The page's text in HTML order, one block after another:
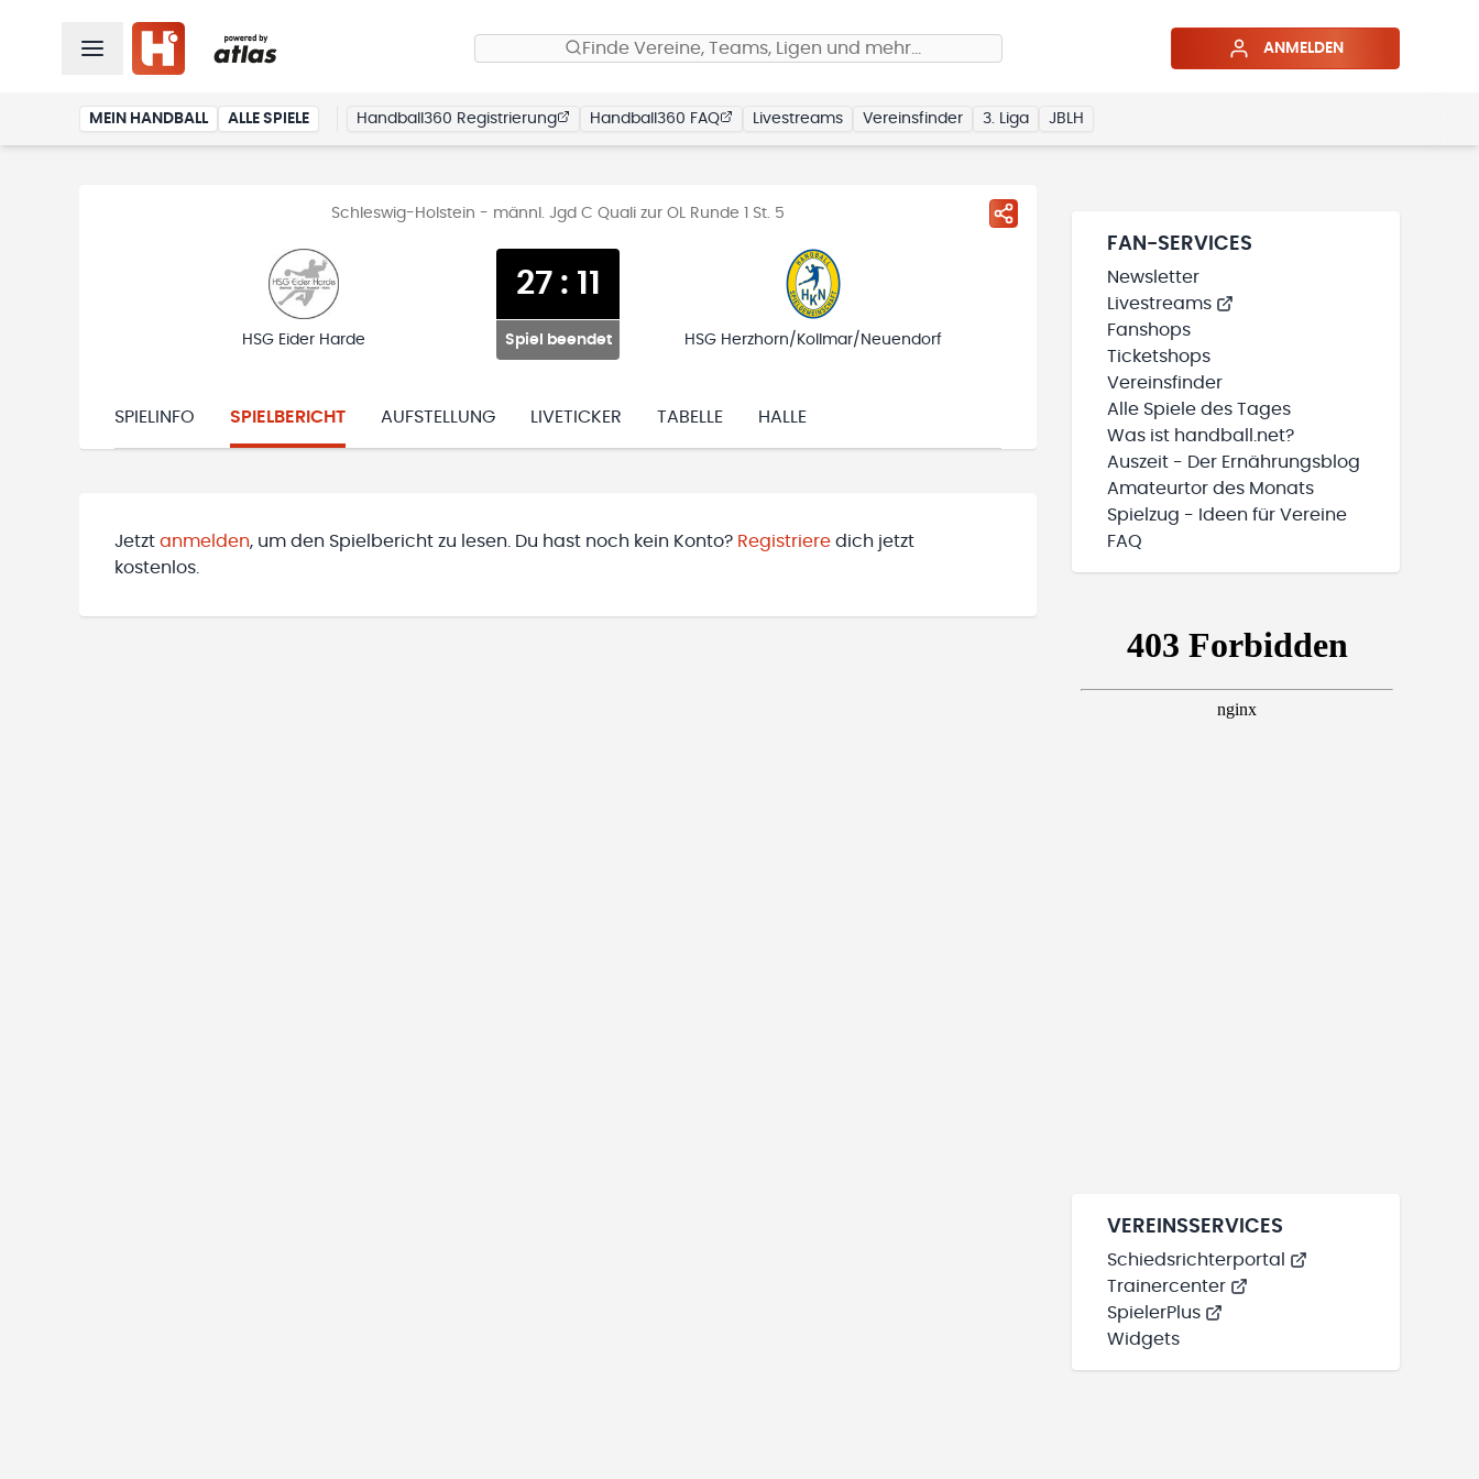
Finde Vereine, Teams, Ligen und mehr… ANMELDEN
MEIN HANDBALL ALLE SPIELE Handball360 Registrierung Handball360 FAQ Livestreams Vereinsfinder 3. Liga JBLH
Schleswig-Holstein - männl. Jgd C Quali zur OL Runde 1 St. 5
HSG Eider Harde
27: 11
Spiel beendet HSG Herzhorn/Kollmar/Neuendorf
SPIELINFO SPIELBERICHT AUFSTELLUNG LIVETICKER TABELLE HALLE
Jetzt anmelden, um den Spielbericht zu lesen. Du hast noch kein Konto? Registriere dich jetzt
kostenlos.
FAN-SERVICES
Newsletter
Livestreams
Fanshops
Ticketshops
Vereinsfinder
Alle Spiele des Tages
Was ist handball.net?
Auszeit - Der Ernährungsblog
Amateurtor des Monats
Spielzug - Ideen für Vereine
FAQ
VEREINSSERVICES
Schiedsrichterportal
Trainercenter
SpielerPlus
Widgets